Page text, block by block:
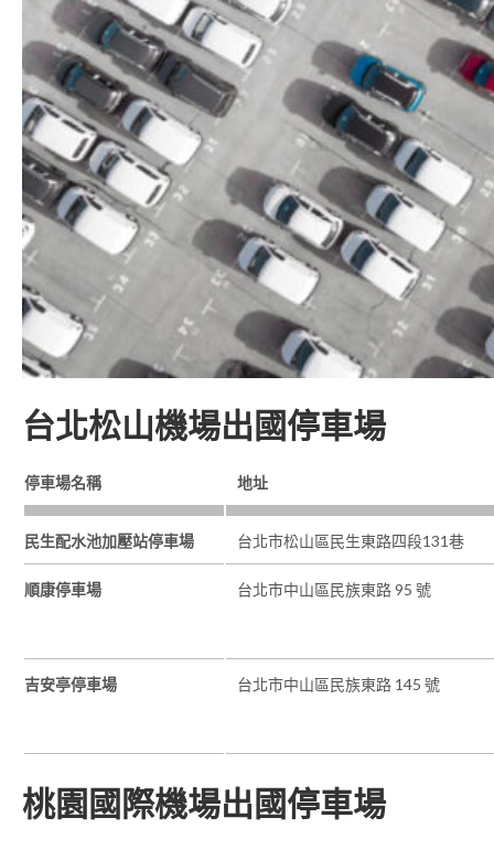
台北松山機場出國停車場
停車場名稱 地址
民生配水池加壓站停車場 台北市松山區民生東路四段131巷
順康停車場 台北市中山區民族東路 95 號
吉安亭停車場 台北市中山區民族東路 145 號
桃園國際機場出國停車場